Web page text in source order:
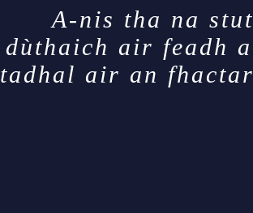
A-nis tha na
dùthaich air feadh
tadhal air an